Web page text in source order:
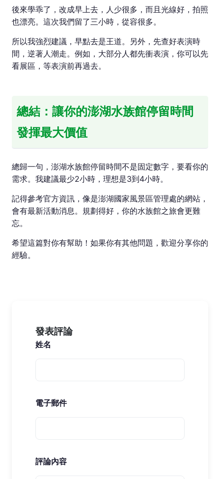
後來學乖了，改成早上去，人少很多，而且光線好，拍照
也漂亮。這次我們留了三小時，從容很多。
所以我強烈建議，早點去是王道。另外，先查好表演時
間，逆著人潮走。例如，大部分人都先衝表演，你可以先
看展區，等表演前再過去。
總結：讓你的澎湖水族館停留時間
發揮最大價值
總歸一句，澎湖水族館停留時間不是固定數字，要看你的
需求。我建議最少2小時，理想是3到4小時。
記得參考官方資訊，像是澎湖國家風景區管理處的網站，
會有最新活動消息。規劃得好，你的水族館之旅會更難
忘。
希望這篇對你有幫助！如果你有其他問題，歡迎分享你的
經驗。
發表評論
姓名
電子郵件
評論內容